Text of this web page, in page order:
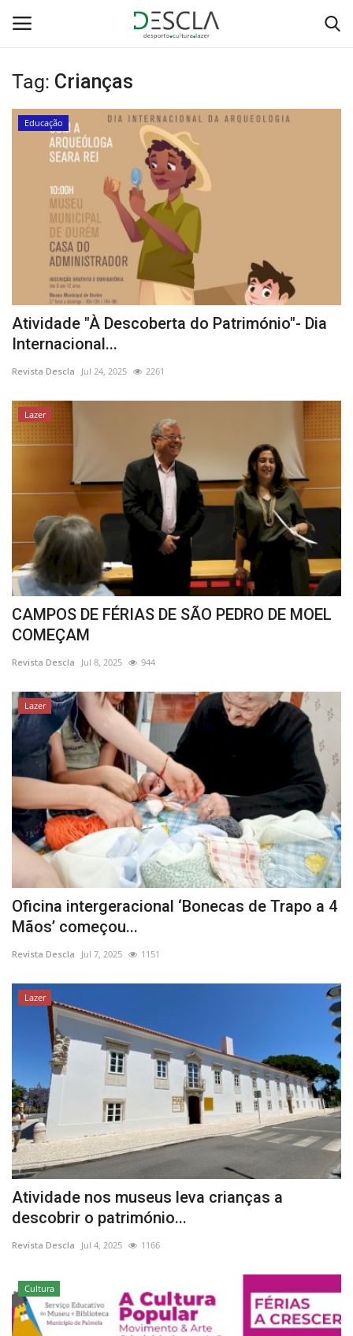
Login
Desporto
Contactos
Sobre Nós
Educação
Estatuto Editorial
Saúde
Lazer
Ambiente
Tag: Crianças
Educação
Atividade "À Descoberta do Património"- Dia
Internacional...
Revista Descla Jul 24, 2025 2261
Lazer
CAMPOS DE FÉRIAS DE SÃO PEDRO DE MOEL
COMEÇAM
Revista Descla Jul 8, 2025 944
Lazer
Oficina intergeracional ‘Bonecas de Trapo a 4
Mãos’ começou...
Revista Descla Jul 7, 2025 1151
Lazer
Atividade nos museus leva crianças a
descobrir o património...
Revista Descla Jul 4, 2025 1166
Cultura